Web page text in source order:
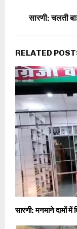
सारणी: चलती
RELATED
सारणी: मनमाने दामों में